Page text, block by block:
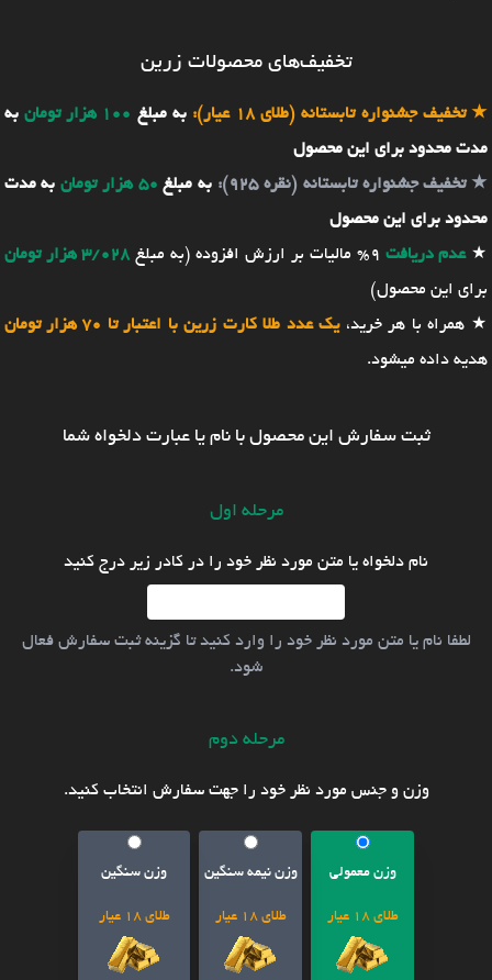
تخفیف‌های محصولات زرین
★تخفیف جشنواره تابستانه (طلای 18 عیار): به مبلغ 100 هزار تومان
به
مدت محدود برای این محصول
★تخفیف جشنواره تابستانه (نقره 925): به مبلغ 50 هزار تومان
به مدت
محدود برای این محصول
★عدم دریافت 9% مالیات بر ارزش افزوده (به مبلغ
3/028 هزار تومان
برای این محصول)
★ همراه با هر خرید،یک عدد طلا کارت زرین با اعتبار تا 70 هزار تومان
هدیه داده میشود.
ثبت سفارش این محصول با نام یا عبارت دلخواه شما
مرحله اول
نام دلخواه یا متن مورد نظر خود را در کادر زیر درج کنید
لطفا نام یا متن مورد نظر خود را وارد کنید تا گزینه ثبت سفارش فعال
شود.
مرحله دوم
وزن و جنس مورد نظر خود را جهت سفارش انتخاب کنید.
وزن معمولی
طلای 18 عیار
وزن نیمه سنگین
طلای 18 عیار
وزن سنگین
طلای 18 عیار